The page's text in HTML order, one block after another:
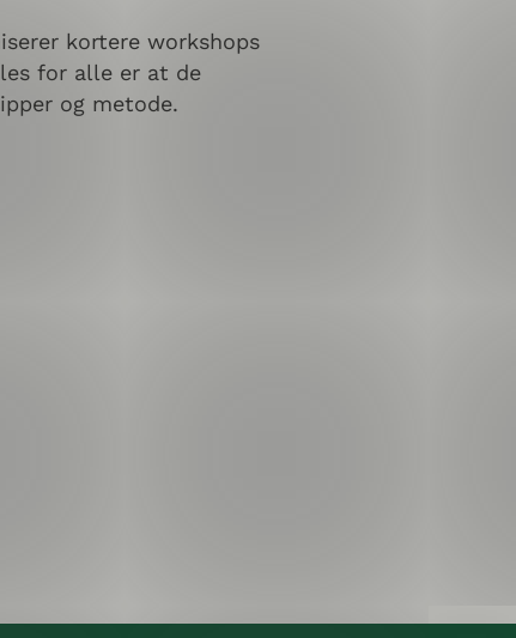
kortere workshops
for alle er at de
og metode.